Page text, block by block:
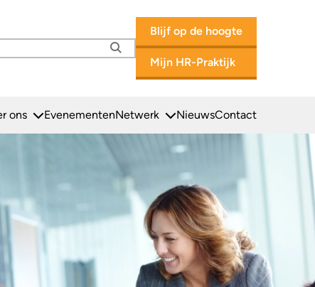
Zoeken
Blijf op de hoogte
Mijn HR-Praktijk
ons EvenementenNetwerk NieuwsContact